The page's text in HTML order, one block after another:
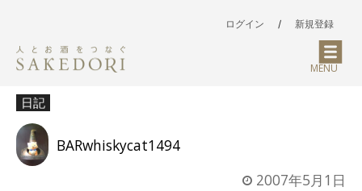
ログイン / 新規登録
MENU
日記
BARwhiskycat1494
2007年5月1日